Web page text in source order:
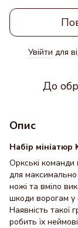
Увійти для
До
Опис
Набір
Оркські
для
ножі та вміло
шкоди ворогам у
Наявність такої
робить їх